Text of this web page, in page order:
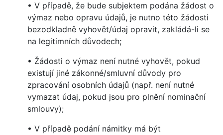
• V případě, že bude subjektem podána žádost o
výmaz nebo opravu údajů, je nutno této žádosti
bezodkladně vyhovět/údaj opravit, zakládá-li se
na legitimních důvodech;
• Žádosti o výmaz není nutné vyhovět, pokud
existují jiné zákonné/smluvní důvody pro
zpracování osobních údajů (např. není nutné
vymazat údaj, pokud jsou pro plnění nominační
smlouvy);
• V případě podání námitky má být